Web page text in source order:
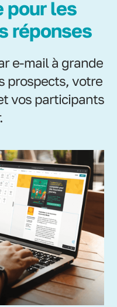
pour les
réponses
e-mail à grande
prospects, votre
vos participants